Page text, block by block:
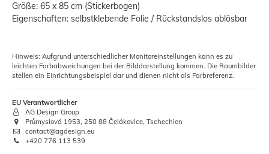
Größe: 65 x 85 cm (Stickerbogen)
Eigenschaften: selbstklebende Folie / Rückstandslos ablösbar
Hinweis: Aufgrund unterschiedlicher Monitoreinstellungen kann es zu
leichten Farbabweichungen bei der Bilddarstellung kommen. Die Raumbilder
stellen ein Einrichtungsbeispiel dar und dienen nicht als Farbreferenz.
EU Verantwortlicher
AG Design Group
Průmyslová 1953, 250 88 Čelákovice, Tschechien
contact@agdesign.eu
+420 776 113 539